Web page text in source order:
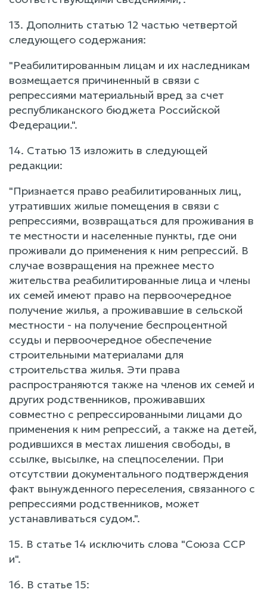
13. Дополнить статью 12 частью четвертой
следующего содержания:
"Реабилитированным лицам и их наследникам
возмещается причиненный в связи с
репрессиями материальный вред за счет
республиканского бюджета Российской
Федерации.".
14. Статью 13 изложить в следующей
редакции:
"Признается право реабилитированных лиц,
утративших жилые помещения в связи с
репрессиями, возвращаться для проживания в
те местности и населенные пункты, где они
проживали до применения к ним репрессий. В
случае возвращения на прежнее место
жительства реабилитированные лица и члены
их семей имеют право на первоочередное
получение жилья, а проживавшие в сельской
местности - на получение беспроцентной
ссуды и первоочередное обеспечение
строительными материалами для
строительства жилья. Эти права
распространяются также на членов их семей и
других родственников, проживавших
совместно с репрессированными лицами до
применения к ним репрессий, а также на детей,
родившихся в местах лишения свободы, в
ссылке, высылке, на спецпоселении. При
отсутствии документального подтверждения
факт вынужденного переселения, связанного с
репрессиями родственников, может
устанавливаться судом.".
15. В статье 14 исключить слова "Союза ССР
и".
16. В статье 15: